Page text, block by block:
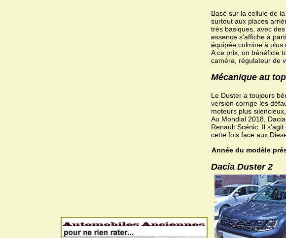
Basé sur la cellule de
surtout aux places
très basiques, avec
essence s'affiche à
équipée culmine à plus
A ce prix, on bénéficie
caméra, régulateur de
Mécanique au top
Le Duster a toujours
version corrige les
moteurs plus
Au Mondial 2018,
Renault Scénic. Il
cette fois face aux
Année du modèle
Dacia Duster 2